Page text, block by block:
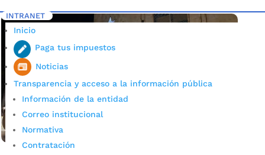
INTRANET
Inicio
Paga tus impuestos
Noticias
Transparencia y acceso a la información pública
Información de la entidad
Correo institucional
Normativa
Contratación
Inicio 5 Etiqueta: Navidad